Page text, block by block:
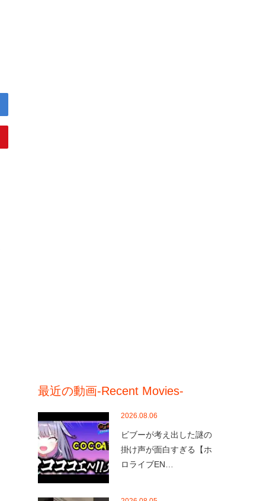
最近の動画-Recent Movies-
2026.08.06
ビブーが考え出した謎の
掛け声が面白すぎる【ホ
ロライブEN…